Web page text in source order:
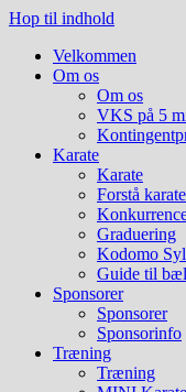
Hop til indhold
Velkommen
Om os
Om os
VKS på 5
Karate
Karate
Forstå
Graduering
Kodomo
Guide til
Sponsorer
Sponsorer
Sponsorinfo
Træning
Træning